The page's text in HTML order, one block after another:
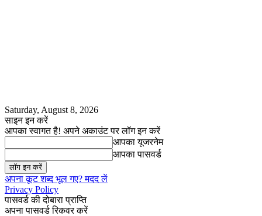
Saturday, August 8, 2026
साइन इन करें
आपका स्वागत है! अपने अकाउंट पर लॉग इन करें
आपका यूजरनेम
आपका पासवर्ड
अपना कूट शब्द भूल गए? मदद लें
Privacy Policy
पासवर्ड की दोबारा प्राप्ति
अपना पासवर्ड रिकवर करें